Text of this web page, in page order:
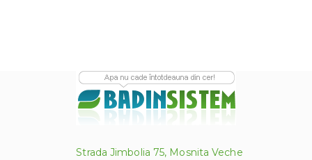
Strada Jimbolia 75, Mosnita Veche